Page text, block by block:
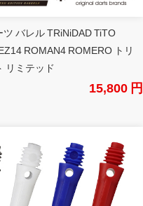
ツ バレル TRiNiDAD TiTO
ROMAN4 ROMERO トリ
リミテッド
15,800 円